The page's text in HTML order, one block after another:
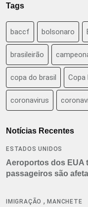
Tags
baccf bolsonaro
brasileirão
copa do brasil Copa
coronavirus
Notícias Recentes
ESTADOS UNIDOS
Aeroportos dos EUA
passageiros são
IMIGRAÇÃO ,MANCHETE